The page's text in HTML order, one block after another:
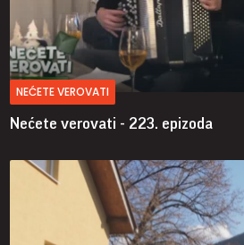
NEĆETE VEROVATI
Nećete verovati - 223. epizoda